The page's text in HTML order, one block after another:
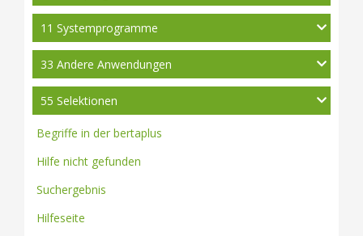
11 Systemprogramme
33 Andere Anwendungen
55 Selektionen
Begriffe in der bertaplus
Hilfe nicht gefunden
Suchergebnis
Hilfeseite